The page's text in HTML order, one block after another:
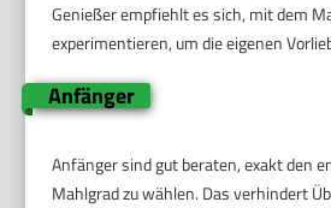
Genießer empfiehlt es sich, mit dem
experimentieren, um die eigenen
Anfänger
Anfänger sind gut beraten, exakt den
Mahlgrad zu wählen. Das verhindert